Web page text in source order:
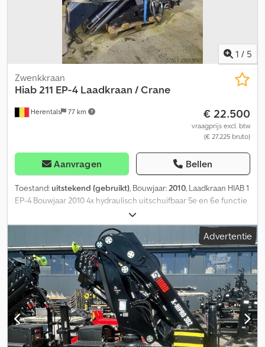
1 / 5
Herentals 77 km
Zwenkkraan
Hiab211 EP-4 Laadkraan / Crane
€ 22.500
vraagprijs excl. btw
(€ 27.225 bruto)
Aanvragen Bellen
Toestand:uitstekend (gebruikt), Bouwjaar:2010, Laadkraan HIAB 1
EP-4 Bouwjaar 2010 4x hydraulisch uitschuifbaar 5e en 6e functie
Afstandsbediening Cevoman bv. Lenskensdijk 5 2200 Herentals
Csdpfx Aaszldtis Toha België
Advertentie